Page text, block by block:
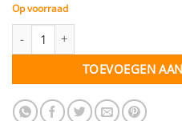
Op voorraad
TOEVOEGEN